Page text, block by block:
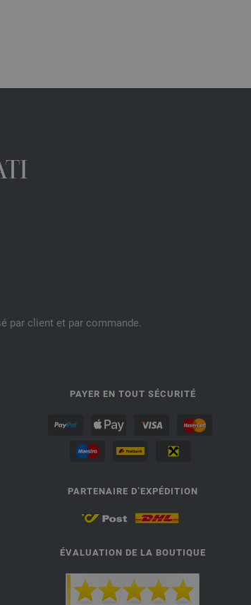
par client et par commande.
PAYER EN TOUT SÉCURITÉ
PARTENAIRE D’EXPÉDITION
ÉVALUATION DE LA BOUTIQUE